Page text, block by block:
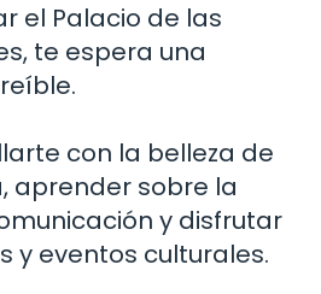
el Palacio de las
te espera una
con la belleza de
aprender sobre la
y disfrutar
y eventos culturales.